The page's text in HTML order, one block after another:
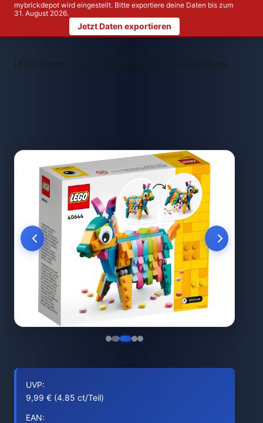
mybrickdepot wird eingestellt. Bitte exportiere deine Daten bis zum
31. August 2026.
Jetzt Daten exportieren
LEGO Themen > LEGO 40644 Piñata
UVP:
9,99 € (4.85 ct/Teil)
EAN: